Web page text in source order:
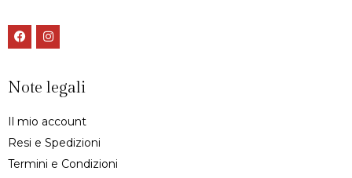
Note legali
Il mio account
Resi e Spedizioni
Termini e Condizioni